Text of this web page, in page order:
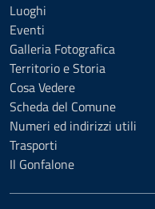
Luoghi
Eventi
Galleria Fotografica
Territorio e Storia
Cosa Vedere
Scheda del Comune
Numeri ed indirizzi utili
Trasporti
Il Gonfalone